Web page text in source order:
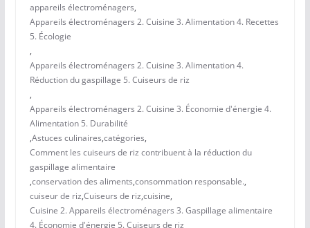
appareils électroménagers,
Appareils électroménagers 2. Cuisine 3. Alimentation 4. Recettes
5. Écologie
,
Appareils électroménagers 2. Cuisine 3. Alimentation 4.
Réduction du gaspillage 5. Cuiseurs de riz
,
Appareils électroménagers 2. Cuisine 3. Économie d'énergie 4.
Alimentation 5. Durabilité
,Astuces culinaires,catégories,
Comment les cuiseurs de riz contribuent à la réduction du
gaspillage alimentaire
,conservation des aliments,consommation responsable.,
cuiseur de riz,Cuiseurs de riz,cuisine,
Cuisine 2. Appareils électroménagers 3. Gaspillage alimentaire
4. Économie d'énergie 5. Cuiseurs de riz